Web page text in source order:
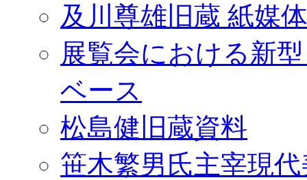
及川尊雄旧蔵 紙媒
展覧会における新
ベース
松島健旧蔵資料
笹木繁男氏主宰現